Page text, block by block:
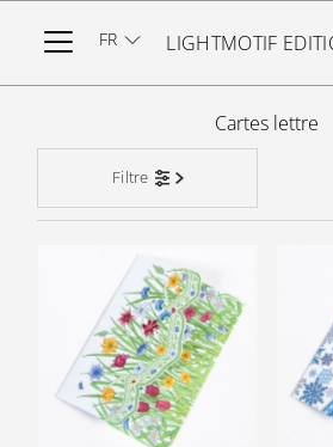
Ignorer et passer au contenu
LIGHTMOTIF
Cartes lettre
Filtre
FR